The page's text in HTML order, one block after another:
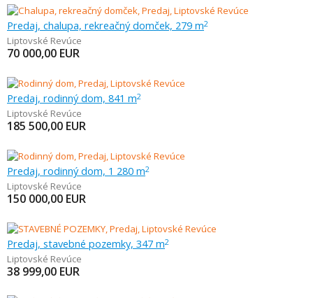
Predaj, chalupa, rekreačný domček, 279 m2
Liptovské Revúce
70 000,00 EUR
Predaj, rodinný dom, 841 m2
Liptovské Revúce
185 500,00 EUR
Predaj, rodinný dom, 1 280 m2
Liptovské Revúce
150 000,00 EUR
Predaj, stavebné pozemky, 347 m2
Liptovské Revúce
38 999,00 EUR